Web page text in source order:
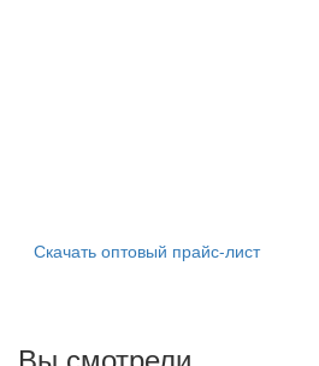
Скачать оптовый прайс-лист